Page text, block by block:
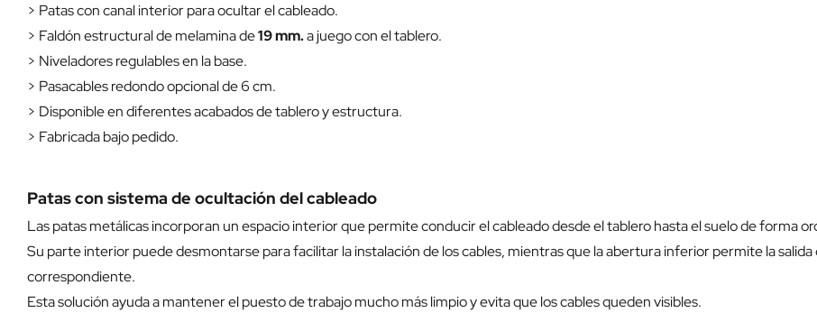
> Patas con canal interior para ocultar el cableado.
> Faldón estructural de melamina de19 mm.a juego con el tablero.
> Niveladores regulables en la base.
> Pasacables redondo opcional de 6 cm.
> Disponible en diferentes acabados de tablero y estructura.
> Fabricada bajo pedido.
Patas con sistema de ocultación del cableado
Las patas metálicas incorporan un espacio interior que permite conducir el cableado desde el tablero hasta el suelo de forma
Su parte interior puede desmontarse para facilitar la instalación de los cables, mientras que la abertura inferior permite la
correspondiente.
Esta solución ayuda a mantener el puesto de trabajo mucho más limpio y evita que los cables queden visibles.